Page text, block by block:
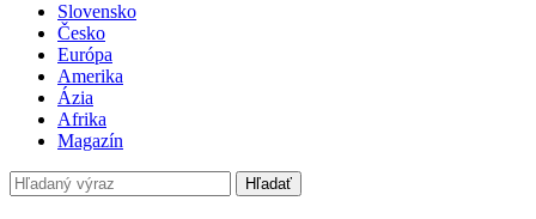
Slovensko
Česko
Európa
Amerika
Ázia
Afrika
Magazín
Hľadať